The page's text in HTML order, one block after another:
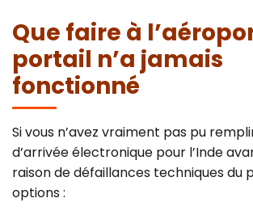
Que faire à
portail n’a jamais
fonctionné
Si vous n’avez vraiment pas pu
d’arrivée électronique pour l’Inde
raison de défaillances techniques du
options :